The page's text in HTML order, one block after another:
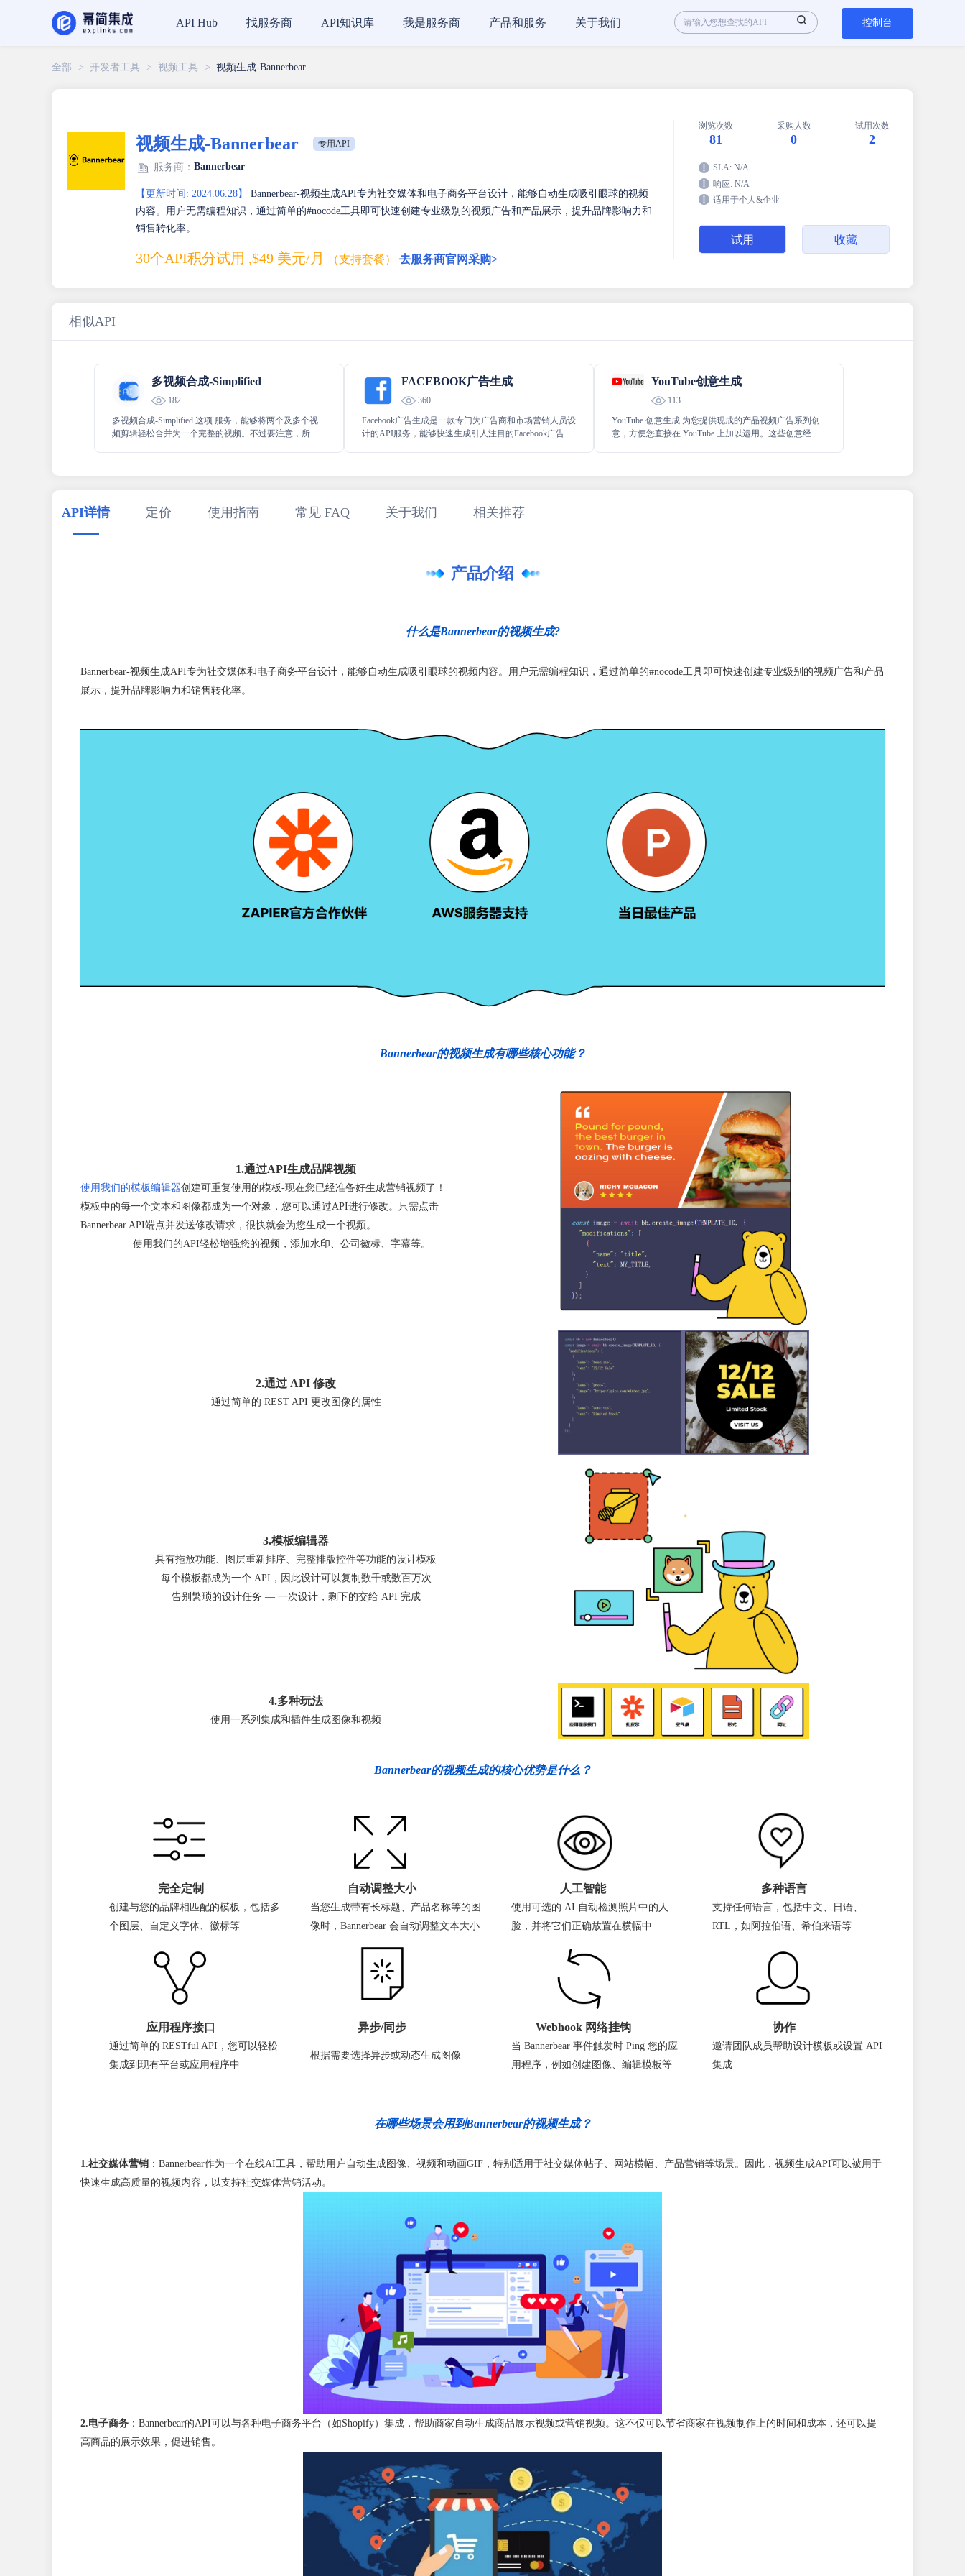
API Hub 找服务商 API知识库 我是服务商 产品和服务 关于我们 控制台
全部 > 开发者工具 > 视频工具 > 视频生成-Bannerbear
视频生成-Bannerbear 专用API
服务商： Bannerbear
【更新时间: 2024.06.28】
Bannerbear-视频生成API专为社交媒体和电子商务平台设计，能够自动生成吸引眼球的视频
内容。用户无需编程知识，通过简单的#nocode工具即可快速创建专业级别的视频广告和产品展示，提升品牌影响力和
销售转化率。
30个API积分试用 ,$49 美元/月 （支持套餐） 去服务商官网采购>
浏览次数
81
采购人数
0
试用次数
2
SLA: N/A
响应: N/A
适用于个人&企业
试用 收藏
相似API
多视频合成-Simplified
182
多视频合成-Simplified 这项 服务，能够将两个及多个视
频剪辑轻松合并为一个完整的视频。不过要注意，所提
FACEBOOK广告生成
360
Facebook广告生成是一款专门为广告商和市场营销人员设
计的API服务，能够快速生成引人注目的Facebook广告文
YouTube创意生成
113
YouTube 创意生成 为您提供现成的产品视频广告系列创
意，方便您直接在 YouTube 上加以运用。这些创意经过
API详情 定价 使用指南 常见 FAQ 关于我们 相关推荐
产品介绍
什么是Bannerbear的视频生成?
Bannerbear-视频生成API专为社交媒体和电子商务平台设计，能够自动生成吸引眼球的视频内容。用户无需编程知识，通过简单的#nocode工具即可快速创建专业级别的视频广告和产品
展示，提升品牌影响力和销售转化率。
Bannerbear的视频生成有哪些核心功能？
1.通过API生成品牌视频
使用我们的模板编辑器创建可重复使用的模板-现在您已经准备好生成营销视频了！
模板中的每一个文本和图像都成为一个对象，您可以通过API进行修改。只需点击
Bannerbear API端点并发送修改请求，很快就会为您生成一个视频。
使用我们的API轻松增强您的视频，添加水印、公司徽标、字幕等。
2.通过 API 修改
通过简单的 REST API 更改图像的属性
3.模板编辑器
具有拖放功能、图层重新排序、完整排版控件等功能的设计模板
每个模板都成为一个 API，因此设计可以复制数千或数百万次
告别繁琐的设计任务 — 一次设计，剩下的交给 API 完成
4.多种玩法
使用一系列集成和插件生成图像和视频
Bannerbear的视频生成的核心优势是什么？
完全定制 自动调整大小 人工智能 多种语言
创建与您的品牌相匹配的模板，包括多
个图层、自定义字体、徽标等
当您生成带有长标题、产品名称等的图
像时，Bannerbear 会自动调整文本大小
使用可选的 AI 自动检测照片中的人
脸，并将它们正确放置在横幅中
支持任何语言，包括中文、日语、
RTL，如阿拉伯语、希伯来语等
应用程序接口 异步/同步 Webhook 网络挂钩 协作
通过简单的 RESTful API，您可以轻松
集成到现有平台或应用程序中
根据需要选择异步或动态生成图像
当 Bannerbear 事件触发时 Ping 您的应
用程序，例如创建图像、编辑模板等
邀请团队成员帮助设计模板或设置 API
集成
在哪些场景会用到Bannerbear的视频生成？
1.社交媒体营销 ：Bannerbear作为一个在线AI工具，帮助用户自动生成图像、视频和动画GIF，特别适用于社交媒体帖子、网站横幅、产品营销等场景。因此，视频生成API可以被用于
快速生成高质量的视频内容，以支持社交媒体营销活动。
2.电子商务 ：Bannerbear的API可以与各种电子商务平台（如Shopify）集成，帮助商家自动生成商品展示视频或营销视频。这不仅可以节省商家在视频制作上的时间和成本，还可以提
高商品的展示效果，促进销售。